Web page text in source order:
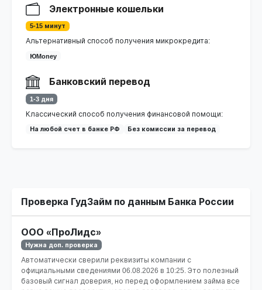
Электронные кошельки
5-15 минут
Альтернативный способ получения микрокредита:
ЮMoney
Банковский перевод
1-3 дня
Классический способ получения финансовой помощи:
На любой счет в банке РФ Без комиссии за перевод
Проверка ГудЗайм по данным Банка России
ООО «ПроЛидс»
Нужна доп. проверка
Автоматически сверили реквизиты компании с
официальными сведениями 06.08.2026 в 10:25 . Это полезный
базовый сигнал доверия, но перед оформлением займа все